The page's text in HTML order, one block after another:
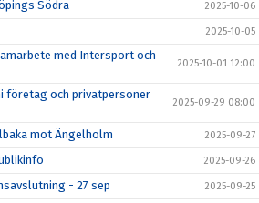
Södra 2025-10-06
2025-10-05
med Intersport och
2025-10-01 12:00
företag och privatpersoner
2025-09-29 08:00
mot Ängelholm 2025-09-27
2025-09-26
- 27 sep 2025-09-25